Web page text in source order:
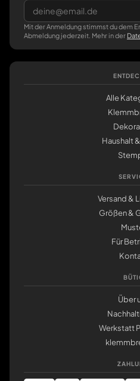
Mit der Anmeldung stimmst du dem
Abmeldung jederzeit. Mehr in der
Alle
Haushalt
Versand &
Größen &
Für
Über
Werkstatt